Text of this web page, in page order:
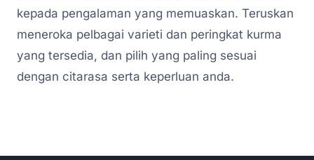
kepada pengalaman yang memuaskan. Teruskan
meneroka pelbagai varieti dan peringkat kurma
yang tersedia, dan pilih yang paling sesuai
dengan citarasa serta keperluan anda.